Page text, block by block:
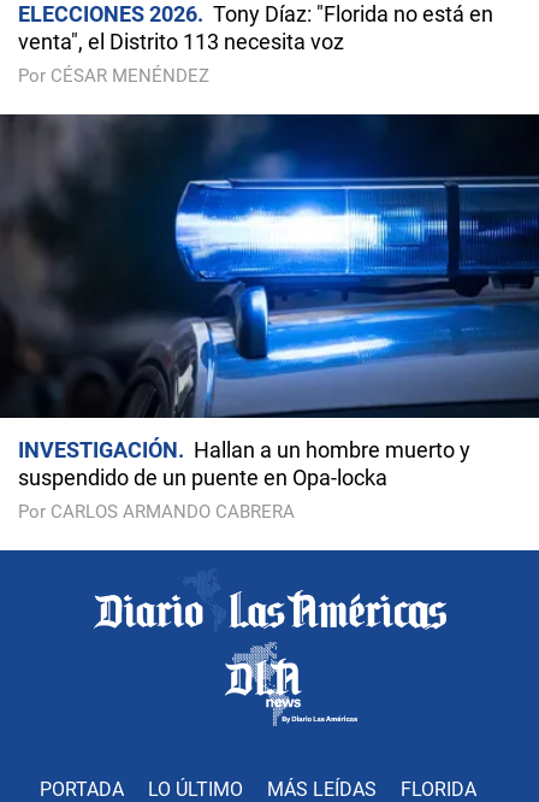
ELECCIONES 2026
Tony Díaz: "Florida no está en
venta", el Distrito 113 necesita voz
Por CÉSAR MENÉNDEZ
INVESTIGACIÓN
Hallan a un hombre muerto y
suspendido de un puente en Opa-locka
Por CARLOS ARMANDO CABRERA
PORTADA LO ÚLTIMO MÁS LEÍDAS FLORIDA